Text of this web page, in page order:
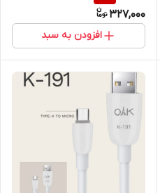
327,000
افزودن به سبد